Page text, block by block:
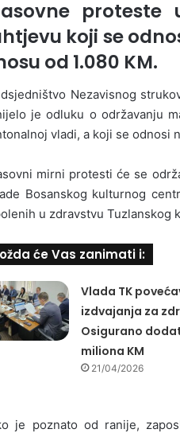
koji se
od 1.080 KM.
Nezavisnog
je odluku o održavanju
vladi, a koji se odnosi
mirni protesti će se
Bosanskog kulturnog
u zdravstvu Tuzlanskog
će Vas zanimati i:
Vlada TK
izdvajanja za
Osigurano
miliona KM
21/04/2026
je poznato od ranije,